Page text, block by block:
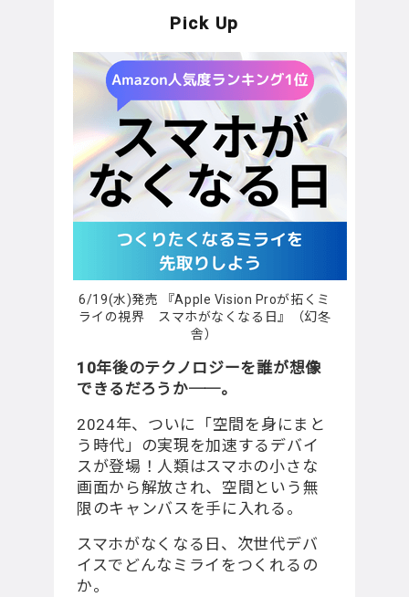
Pick Up
6/19(水)発売 『Apple Vision Proが拓くミ
ライの視界 スマホがなくなる日』（幻冬
舎）
10年後のテクノロジーを誰が想像
できるだろうか──。
2024年、ついに「空間を身にまと
う時代」の実現を加速するデバイ
スが登場！⼈類はスマホの⼩さな
画⾯から解放され、空間という無
限のキャンバスを⼿に⼊れる。
スマホがなくなる日、次世代デバ
イスでどんなミライをつくれるの
か。